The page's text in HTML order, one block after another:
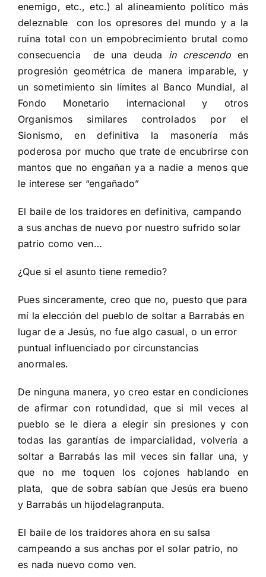
enemigo, etc., etc.) al alineamiento político más
deleznable
con los opresores del mundo y a la
ruina total con un empobrecimiento brutal como
consecuencia
de una deuda in crescendo en
progresión geométrica de manera imparable, y
un sometimiento sin límites al Banco Mundial, al
Fondo Monetario internacional y otros
Organismos similares controlados por el
Sionismo, en definitiva la masonería más
poderosa por mucho que trate de encubrirse con
mantos que no engañan ya a nadie a menos que
le interese ser “engañado”
El baile de los traidores en definitiva, campando
a sus anchas de nuevo por nuestro sufrido solar
patrio como ven…
¿Que si el asunto tiene remedio?
Pues sinceramente, creo que no, puesto que para
mí la elección del pueblo de soltar a Barrabás en
lugar de a Jesús, no fue algo casual, o un error
puntual influenciado por circunstancias
anormales.
De ninguna manera, yo creo estar en condiciones
de afirmar con rotundidad, que si mil veces al
pueblo se le diera a elegir sin presiones y con
todas las garantías de imparcialidad, volvería a
soltar a Barrabás las mil veces sin fallar una, y
que no me toquen los cojones hablando en
plata,
que de sobra sabían que Jesús era bueno
y Barrabás un hijodelagranputa.
El baile de los traidores ahora en su salsa
campeando a sus anchas por el solar patrio, no
es nada nuevo como ven.